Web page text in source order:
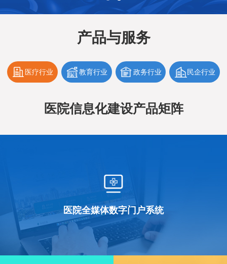
产品与服务
医疗行业 教育行业 政务行业 民企行业
医院信息化建设产品矩阵
医院全媒体数字门户系统